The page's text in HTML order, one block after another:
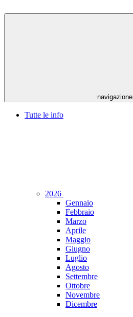
navigazione
Tutte le info
2026
Gennaio
Febbraio
Marzo
Aprile
Maggio
Giugno
Luglio
Agosto
Settembre
Ottobre
Novembre
Dicembre